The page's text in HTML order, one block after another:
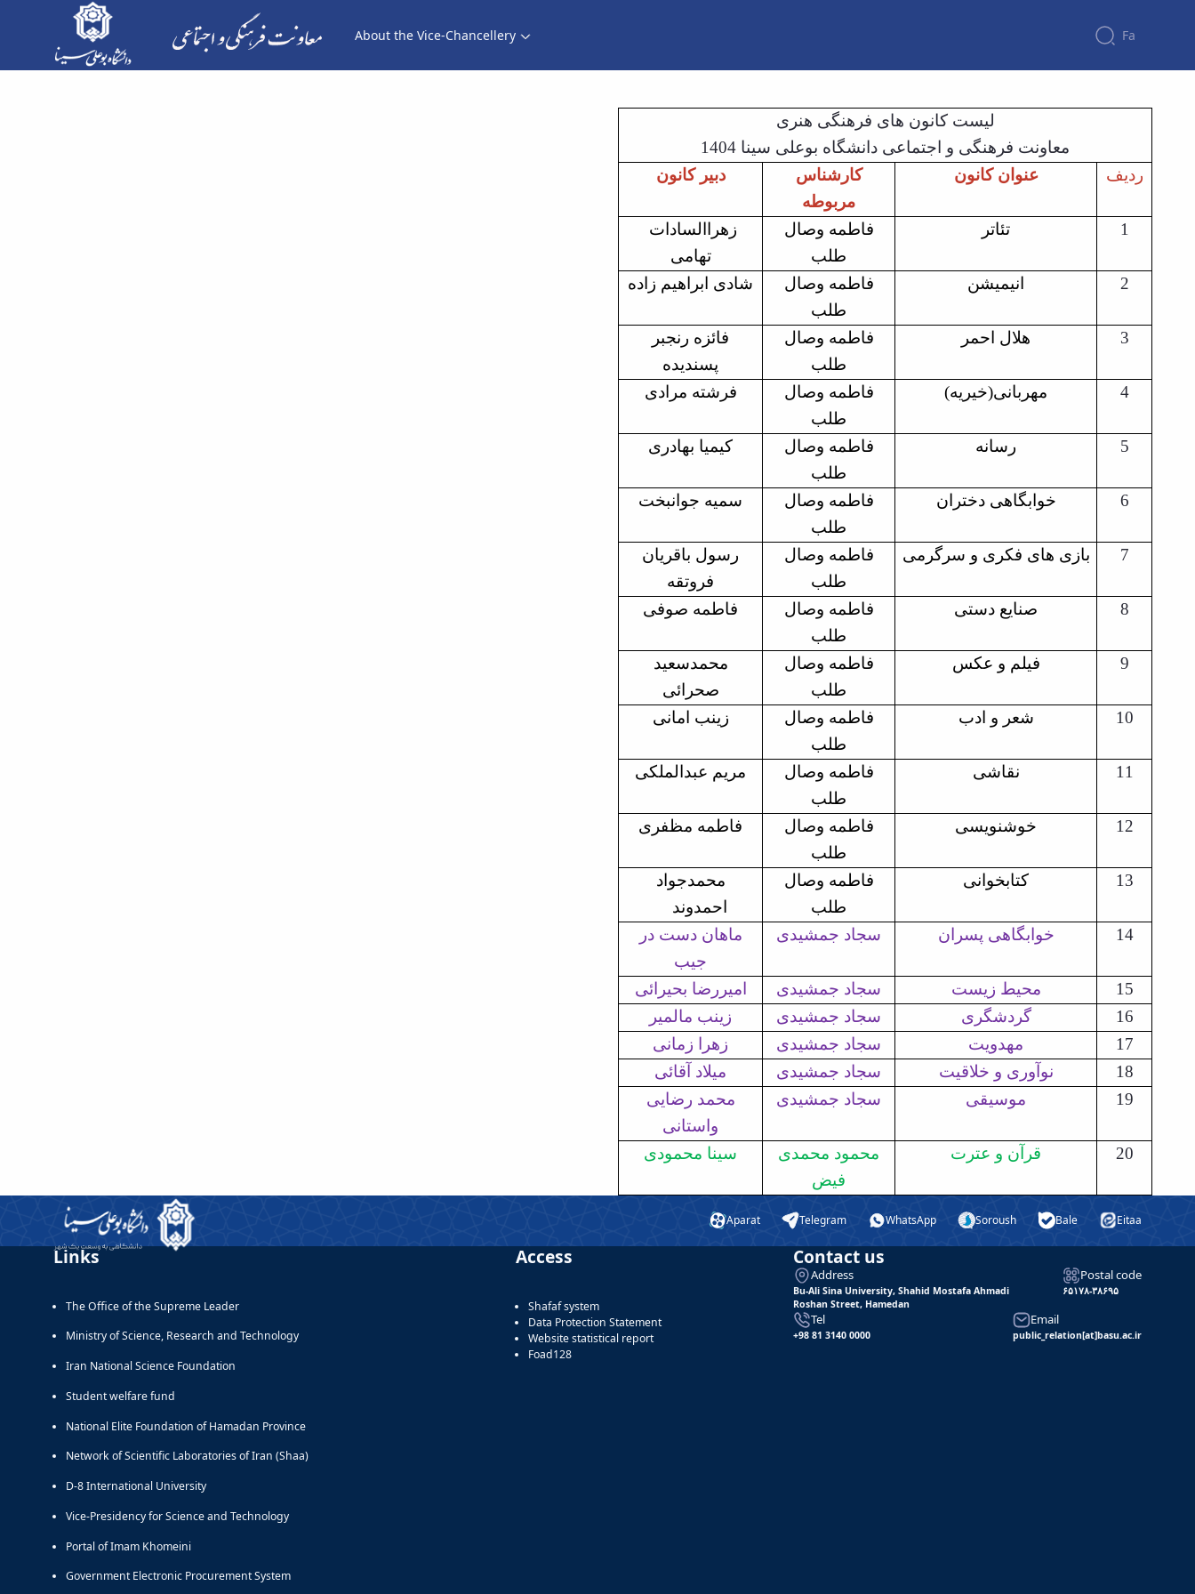
About the Vice-Chancellery Fa
لیست کانون های فرهنگی هنری
معاونت فرهنگی و اجتماعی دانشگاه بوعلی سینا 1404
ردیف
عنوان کانون
کارشناس
مربوطه
دبیر کانون
1 تئاتر
فاطمه وصال
طلب
زهراالسادات
تهامی
2
انیمیشن
فاطمه وصال
طلب
شادی ابراهیم زاده
3 هلال احمر
فاطمه وصال
طلب
فائزه رنجبر
پسندیده
4
مهربانی(خیریه)
فاطمه وصال
طلب
فرشته مرادی
5 رسانه
فاطمه وصال
طلب
کیمیا بهادری
6 خوابگاهی دختران
فاطمه وصال
طلب
سمیه جوانبخت
7 بازی های فکری و سرگرمی
فاطمه وصال
طلب
رسول باقریان
فروتقه
8
صنایع دستی
فاطمه وصال
طلب
فاطمه صوفی
9 فیلم و عکس
فاطمه وصال
طلب
محمدسعید
صحرائی
10
شعر و ادب
فاطمه وصال
طلب
زینب امانی
11 نقاشی
فاطمه وصال
طلب
مریم عبدالملکی
12 خوشنویسی
فاطمه وصال
طلب
فاطمه مظفری
13 کتابخوانی
فاطمه وصال
طلب
محمدجواد
احمدوند
14
خوابگاهی پسران سجاد جمشیدی
ماهان دست در
جیب
15
محیط زیست سجاد جمشیدی
امیررضا بحیرائی
16
گردشگری سجاد جمشیدی
زینب مالمیر
17
مهدویت سجاد جمشیدی
زهرا زمانی
18
نوآوری و خلاقیت سجاد جمشیدی
میلاد آقائی
19
موسیقی سجاد جمشیدی
محمد رضایی
واستانی
20
قرآن و عترت
محمود محمدی
فیض
سینا محمودی
Aparat Telegram WhatsApp Soroush Bale Eitaa
Links
The Office of the Supreme Leader
Ministry of Science, Research and Technology
Iran National Science Foundation
Student welfare fund
National Elite Foundation of Hamadan Province
Network of Scientific Laboratories of Iran (Shaa)
D-8 International University
Vice-Presidency for Science and Technology
Portal of Imam Khomeini
Government Electronic Procurement System
Access
Shafaf system
Data Protection Statement
Website statistical report
Foad128
Contact us
Address
Bu-Ali Sina University, Shahid Mostafa Ahmadi
Roshan Street, Hamedan
Postal code
۶۵۱۷۸-۳۸۶۹۵
Tel
+98 81 3140 0000
Email
public_relation[at]basu.ac.ir